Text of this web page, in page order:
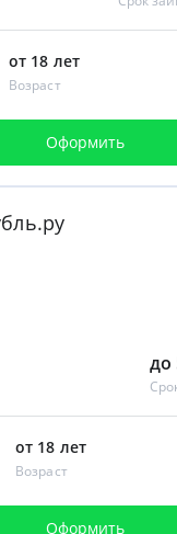
от 18 лет
Возраст
Оформить
до
от 18 лет
Возраст
Оформить